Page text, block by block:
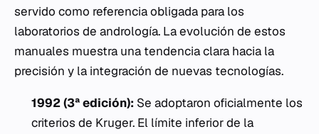
servido como referencia obligada para los
laboratorios de andrología. La evolución de estos
manuales muestra una tendencia clara hacia la
precisión y la integración de nuevas tecnologías.
1992 (3ª edición): Se adoptaron oficialmente los
criterios de Kruger. El límite inferior de la